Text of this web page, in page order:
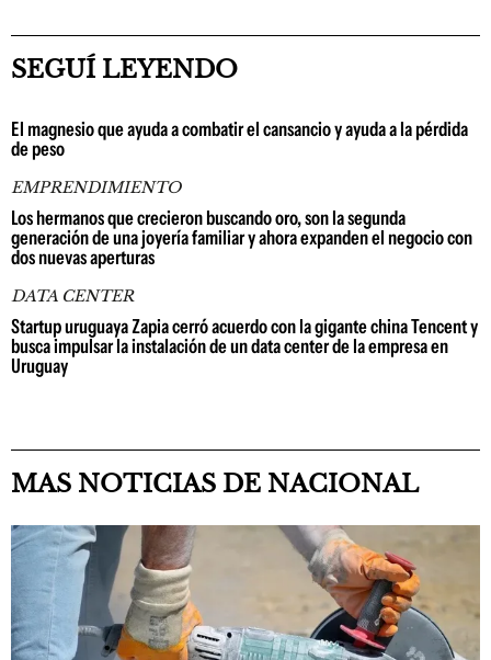
SEGUÍ LEYENDO
El magnesio que ayuda a combatir el cansancio y ayuda a la pérdida
de peso
EMPRENDIMIENTO
Los hermanos que crecieron buscando oro, son la segunda
generación de una joyería familiar y ahora expanden el negocio con
dos nuevas aperturas
DATA CENTER
Startup uruguaya Zapia cerró acuerdo con la gigante china Tencent y
busca impulsar la instalación de un data center de la empresa en
Uruguay
MAS NOTICIAS DE NACIONAL